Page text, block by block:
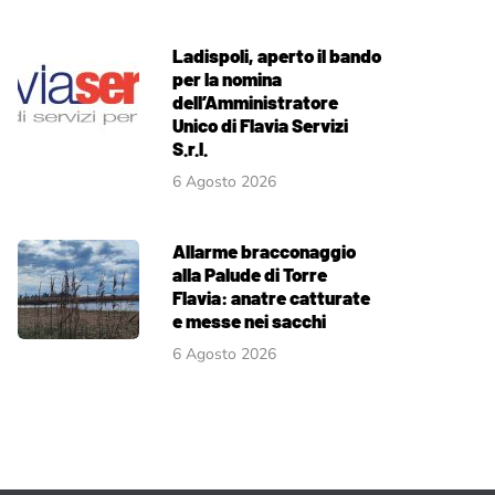
Ladispoli, aperto il bando
per la nomina
dell’Amministratore
Unico di Flavia Servizi
S.r.l.
6 Agosto 2026
Allarme bracconaggio
alla Palude di Torre
Flavia: anatre catturate
e messe nei sacchi
6 Agosto 2026